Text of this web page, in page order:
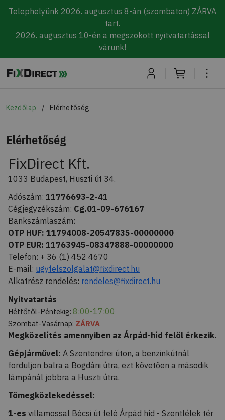
Telephelyünk 2026. augusztus 8-án (szombaton) ZÁRVA
tart.
2026. augusztus 10-én a megszokott nyitvatartással
várunk!
Skip to main content
Kezdőlap Elérhetőség
Elérhetőség
FixDirect Kft.
1033 Budapest, Huszti út 34.
Adószám: 11776693-2-41
Cégjegyzékszám: Cg.01-09-676167
Bankszámlaszám:
OTP HUF: 11794008-20547835-00000000
OTP EUR: 11763945-08347888-00000000
Telefon: + 36 (1) 452 4670
E-mail: ugyfelszolgalat@fixdirect.hu
Alkatrész rendelés: rendeles@fixdirect.hu
Nyitvatartás
Hétfőtől-Péntekig: 8:00-17:00
Szombat-Vasárnap: ZÁRVA
Megközelítés amennyiben az Árpád-híd felől érkezik.
Gépjárművel: A Szentendrei úton, a benzinkútnál
forduljon balra a Bogdáni útra, ezt követően a második
lámpánál jobbra a Huszti útra.
Tömegközlekedéssel:
1-es villamossal Bécsi út felé Árpád híd - Szentlélek tér